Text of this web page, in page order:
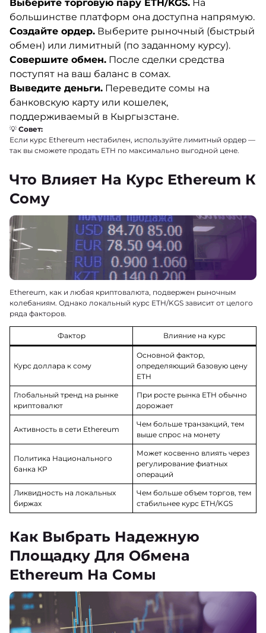
Выберите торговую пару ETH/KGS. На
большинстве платформ она доступна напрямую.
Создайте ордер. Выберите рыночный (быстрый
обмен) или лимитный (по заданному курсу).
Совершите обмен. После сделки средства
поступят на ваш баланс в сомах.
Выведите деньги. Переведите сомы на
банковскую карту или кошелек,
поддерживаемый в Кыргызстане.
💡 Совет:
Если курс Ethereum нестабилен, используйте лимитный ордер —
так вы сможете продать ETH по максимально выгодной цене.
Что Влияет На Курс Ethereum К
Сому
Ethereum, как и любая криптовалюта, подвержен рыночным
колебаниям. Однако локальный курс ETH/KGS зависит от целого
ряда факторов.
Фактор Влияние на курс
Курс доллара к сому
Основной фактор,
определяющий базовую цену
ETH
Глобальный тренд на рынке
криптовалют
При росте рынка ETH обычно
дорожает
Активность в сети Ethereum
Чем больше транзакций, тем
выше спрос на монету
Политика Национального
банка КР
Может косвенно влиять через
регулирование фиатных
операций
Ликвидность на локальных
биржах
Чем больше объем торгов, тем
стабильнее курс ETH/KGS
Как Выбрать Надежную
Площадку Для Обмена
Ethereum На Сомы